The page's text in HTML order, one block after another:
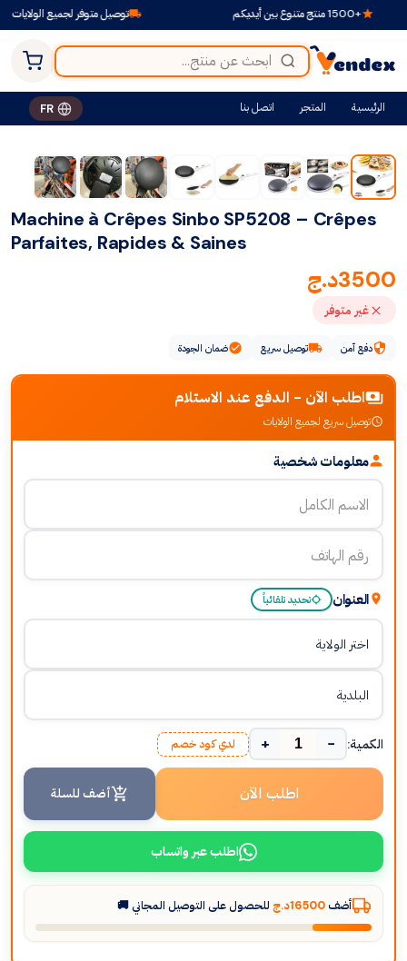
توصيل متوفر لجميع الولايات +1500 منتج متنوع بين أيديكم
الرئيسية المتجر اتصل بنا FR
Machine à Crêpes Sinbo SP5208 – Crêpes
Parfaites, Rapides & Saines
3500د.ج
غير متوفر
دفع آمن توصيل سريع ضمان الجودة
اطلب الآن - الدفع عند الاستلام
توصيل سريع لجميع الولايات
معلومات شخصية
العنوان تحديد تلقائياً
الكمية: −
+ لدي كود خصم
اطلب الآن أضف للسلة
اطلب عبر واتساب
أضف 16500د.ج للحصول على التوصيل المجاني 🚚